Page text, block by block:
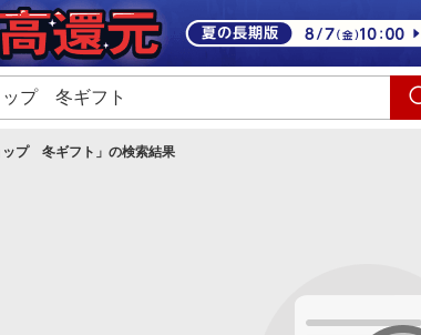
ショッピング
ップ 冬ギフト 」の検索結果